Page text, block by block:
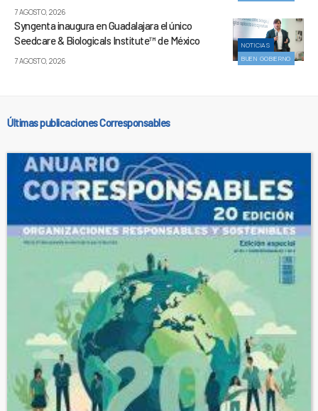
7 AGOSTO, 2026
NOTICIAS
BUEN GOBIERNO
Syngenta inaugura en Guadalajara el único
Seedcare & Biologicals Institute™ de México
7 AGOSTO, 2026
Últimas publicaciones Corresponsables